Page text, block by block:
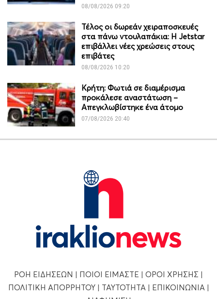
08/08/2026 09:20
Τέλος οι δωρεάν χειραποσκευές
στα πάνω ντουλαπάκια: Η Jetstar
επιβάλλει νέες χρεώσεις στους
επιβάτες
08/08/2026 10:20
Κρήτη: Φωτιά σε διαμέρισμα
προκάλεσε αναστάτωση –
Απεγκλωβίστηκε ένα άτομο
07/08/2026 20:40
ΡΟΗ ΕΙΔΗΣΕΩΝ | ΠΟΙΟΙ ΕΙΜΑΣΤΕ | ΟΡΟΙ ΧΡΗΣΗΣ |
ΠΟΛΙΤΙΚΗ ΑΠΟΡΡΗΤΟΥ| ΤΑΥΤΟΤΗΤΑ | ΕΠΙΚΟΙΝΩΝΙΑ |